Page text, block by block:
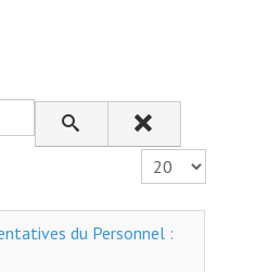
Affichage #
du Personnel :